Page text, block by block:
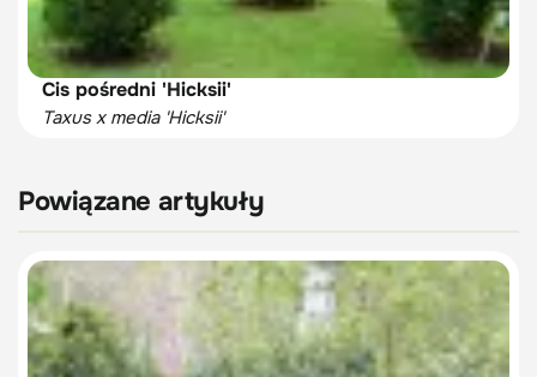
Cis pośredni 'Hicksii'
Taxus x media 'Hicksii'
Powiązane artykuły